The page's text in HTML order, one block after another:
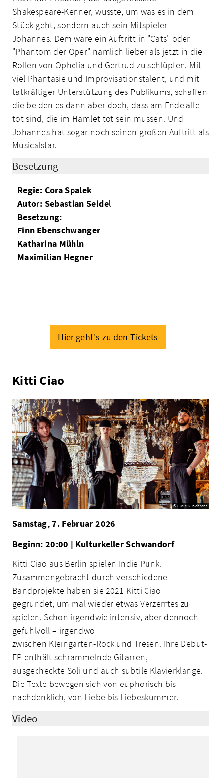
Shakespeare-Kenner, wüsste, um was es in dem
Stück geht, sondern auch sein Mitspieler
Johannes. Dem wäre ein Auftritt in "Cats" oder
"Phantom der Oper" nämlich lieber als jetzt in die
Rollen von Ophelia und Gertrud zu schlüpfen. Mit
viel Phantasie und Improvisationstalent, und mit
tatkräftiger Unterstützung des Publikums, schaffen
die beiden es dann aber doch, dass am Ende alle
tot sind, die im Hamlet tot sein müssen. Und
Johannes hat sogar noch seinen großen Auftritt als
Musicalstar.
Besetzung
Regie: Cora Spalek
Autor: Sebastian Seidel
Besetzung:
Finn Ebenschwanger
Katharina Mühln
Maximilian Hegner
Hier geht's zu den Tickets
Kitti Ciao
© Lucie K. Behrens
Samstag, 7. Februar 2026
Beginn: 20:00 | Kulturkeller Schwandorf
Kitti Ciao aus Berlin spielen Indie Punk.
Zusammengebracht durch verschiedene
Bandprojekte haben sie 2021 Kitti Ciao
gegründet, um mal wieder etwas Verzerrtes zu
spielen. Schon irgendwie intensiv, aber dennoch
gefühlvoll – irgendwo
zwischen Kleingarten-Rock und Tresen. Ihre Debut-
EP enthält schrammelnde Gitarren,
ausgecheckte Soli und auch subtile Klavierklänge.
Die Texte bewegen sich von euphorisch bis
nachdenklich, von Liebe bis Liebeskummer.
Video